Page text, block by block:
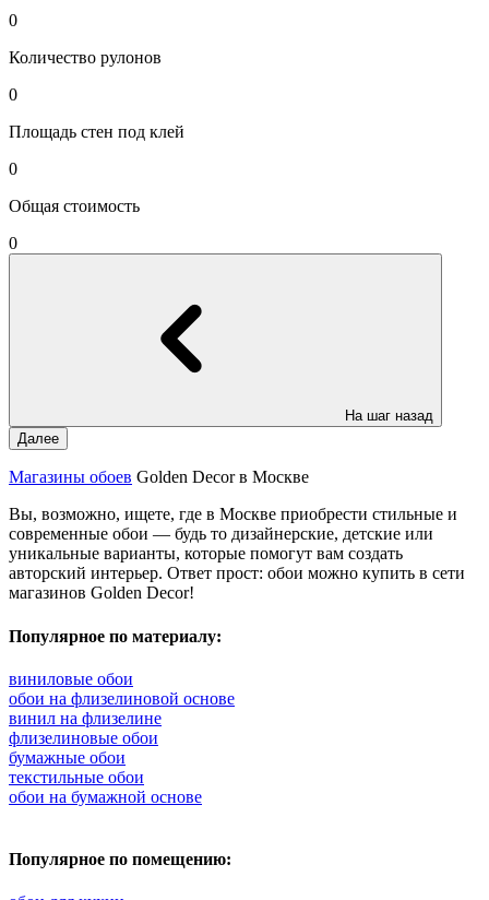
0
Количество рулонов
0
Площадь стен под клей
0
Общая стоимость
0
На шаг назад
Далее
Магазины обоев Golden Decor в Москве
Вы, возможно, ищете, где в Москве приобрести стильные и
современные обои — будь то дизайнерские, детские или
уникальные варианты, которые помогут вам создать
авторский интерьер. Ответ прост: обои можно купить в сети
магазинов Golden Decor!
Популярное по материалу:
виниловые обои
обои на флизелиновой основе
винил на флизелине
флизелиновые обои
бумажные обои
текстильные обои
обои на бумажной основе
Популярное по помещению: